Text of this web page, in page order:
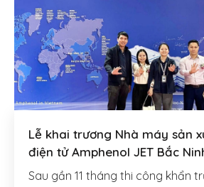
Lễ khai trương Nhà máy sản
điện tử Amphenol JET Bắc
Sau gần 11 tháng thi công khẩn